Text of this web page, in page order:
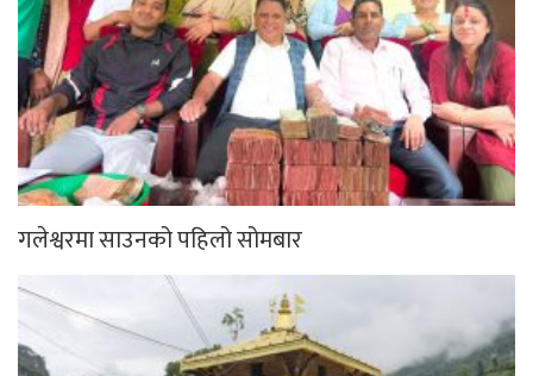
गलेश्वरमा साउनको पहिलो सोमबार